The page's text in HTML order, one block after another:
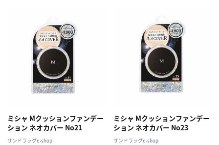
ミシャ Mクッションファンデー
ション ネオカバー No21
サンドラッグe-shop
ミシャ Mクッションファンデー
ション ネオカバー No23
サンドラッグe-shop